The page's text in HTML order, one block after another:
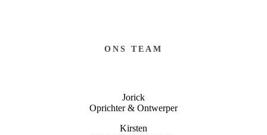
ONS TEAM
Jorick
Oprichter & Ontwerper
Kirsten